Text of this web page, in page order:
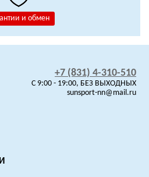
и обмен
+7 (831) 4-310-510
C 9:00 - 19:00, БЕЗ ВЫХОДНЫХ
sunsport-nn@mail.ru